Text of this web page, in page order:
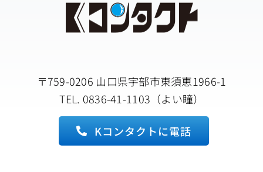
〒759-0206 山口県宇部市東須恵1966-1
TEL. 0836-41-1103（よい瞳）
Kコンタクトに電話